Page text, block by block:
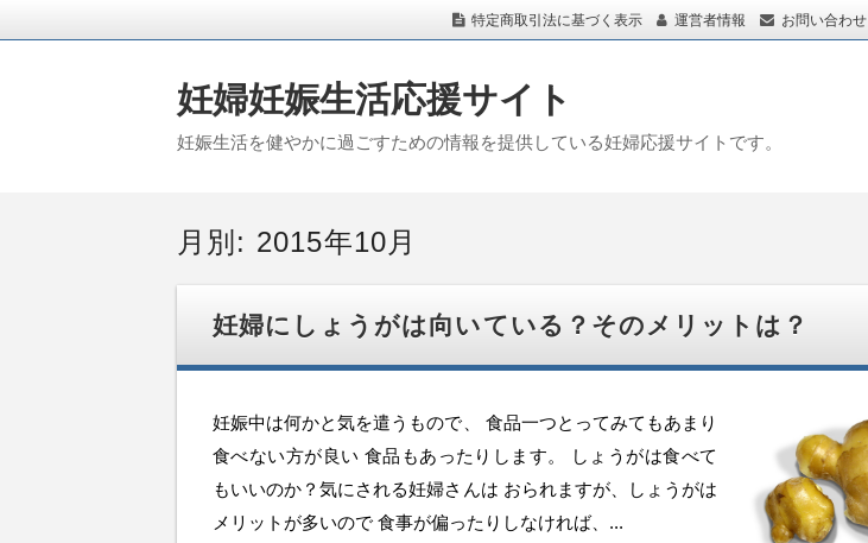
特定商取引法に基づく表示 運営者情報 お問い合わせ
妊婦妊娠生活応援サイト
妊娠生活を健やかに過ごすための情報を提供している妊婦応援サイトです。
月別: 2015年10月
妊婦にしょうがは向いている？そのメリットは？
妊娠中は何かと気を遣うもので、 食品一つとってみてもあまり
食べない方が良い 食品もあったりします。 しょうがは食べて
もいいのか？気にされる妊婦さんは おられますが、しょうがは
メリットが多いので 食事が偏ったりしなければ、...